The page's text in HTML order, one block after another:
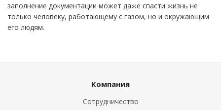
заполнение документации может даже спасти жизнь не
только человеку, работающему с газом, но и окружающим
его людям.
Компания
Сотрудничество